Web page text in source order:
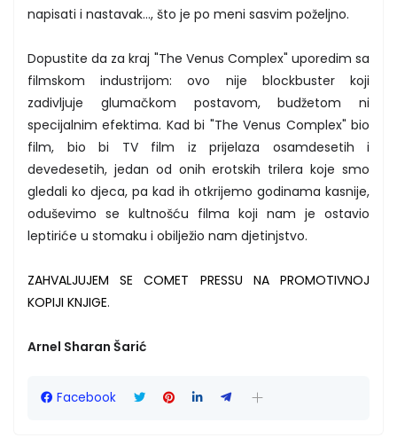
napisati i nastavak..., što je po meni sasvim poželjno.
Dopustite da za kraj "The Venus Complex" uporedim sa
filmskom industrijom: ovo nije blockbuster koji
zadivljuje glumačkom postavom, budžetom ni
specijalnim efektima. Kad bi "The Venus Complex" bio
film, bio bi TV film iz prijelaza osamdesetih i
devedesetih, jedan od onih erotskih trilera koje smo
gledali ko djeca, pa kad ih otkrijemo godinama kasnije,
oduševimo se kultnošću filma koji nam je ostavio
leptiriće u stomaku i obilježio nam djetinjstvo.
ZAHVALJUJEM SE COMET PRESSU NA PROMOTIVNOJ
KOPIJI KNJIGE.
Arnel Sharan Šarić
Facebook